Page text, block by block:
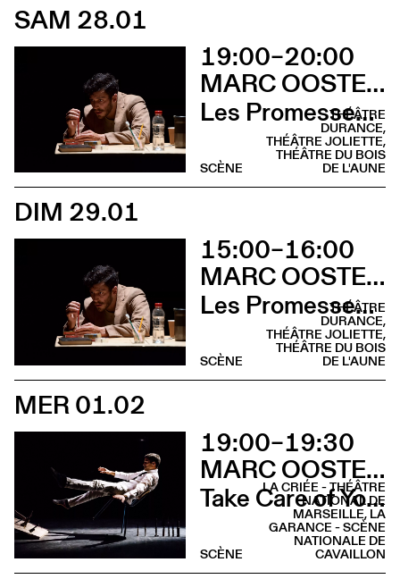
SAM 28.01
19:00–20:00
MARC OOSTERHOFF
Les Promesses de l’incertitude
THÉÂTRE
DURANCE,
THÉÂTRE JOLIETTE,
THÉÂTRE DU BOIS
DE L'AUNE
SCÈNE
DIM 29.01
15:00–16:00
MARC OOSTERHOFF
Les Promesses de l’incertitude
THÉÂTRE
DURANCE,
THÉÂTRE JOLIETTE,
THÉÂTRE DU BOIS
DE L'AUNE
SCÈNE
MER 01.02
19:00–19:30
MARC OOSTERHOFF
Take Care of Yourself
LA CRIÉE - THÉÂTRE
NATIONAL DE
MARSEILLE, LA
GARANCE - SCÈNE
NATIONALE DE
CAVAILLON
SCÈNE